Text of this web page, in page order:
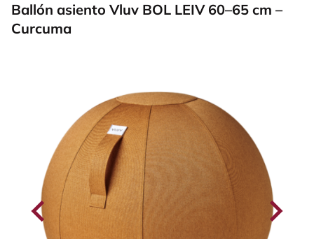
Ballón asiento Vluv BOL LEIV 60–65 cm –
Curcuma